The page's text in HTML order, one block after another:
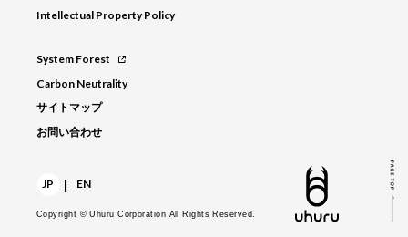
Intellectual Property Policy
System Forest
Carbon Neutrality
サイトマップ
お問い合わせ
JP | EN
Copyright © Uhuru Corporation All Rights Reserved.